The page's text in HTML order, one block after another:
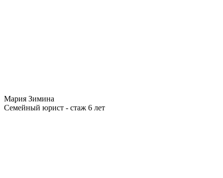
Мария Зимина
Семейный юрист - стаж 6 лет